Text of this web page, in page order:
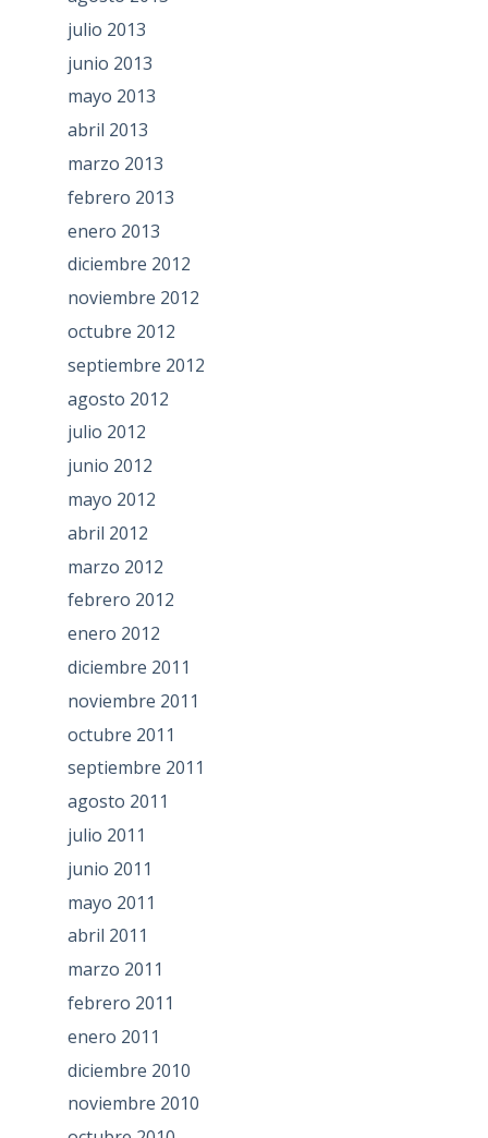
julio 2013
junio 2013
mayo 2013
abril 2013
marzo 2013
febrero 2013
enero 2013
diciembre 2012
noviembre 2012
octubre 2012
septiembre 2012
agosto 2012
julio 2012
junio 2012
mayo 2012
abril 2012
marzo 2012
febrero 2012
enero 2012
diciembre 2011
noviembre 2011
octubre 2011
septiembre 2011
agosto 2011
julio 2011
junio 2011
mayo 2011
abril 2011
marzo 2011
febrero 2011
enero 2011
diciembre 2010
noviembre 2010